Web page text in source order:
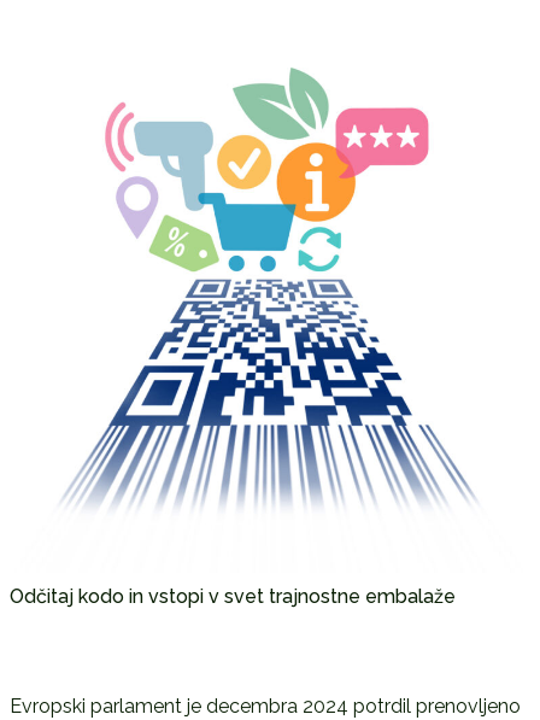
Odčitaj kodo in vstopi v svet trajnostne embalaže
Evropski parlament je decembra 2024 potrdil prenovljeno